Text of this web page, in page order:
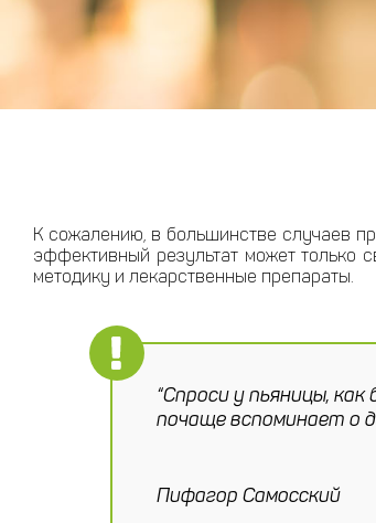
К сожалению, в большинстве случаев
эффективный результат может только
методику и лекарственные препараты.
“Спроси у пьяницы,
почаще вспоминает о
Пифагор Самосский